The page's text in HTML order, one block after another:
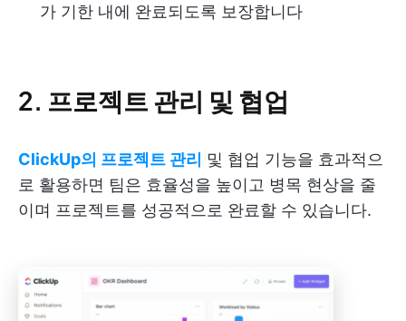
가 기한 내에 완료되도록 보장합니다
2. 프로젝트 관리 및 협업
ClickUp의 프로젝트 관리 및 협업 기능을 효과적으
로 활용하면 팀은 효율성을 높이고 병목 현상을 줄
이며 프로젝트를 성공적으로 완료할 수 있습니다.